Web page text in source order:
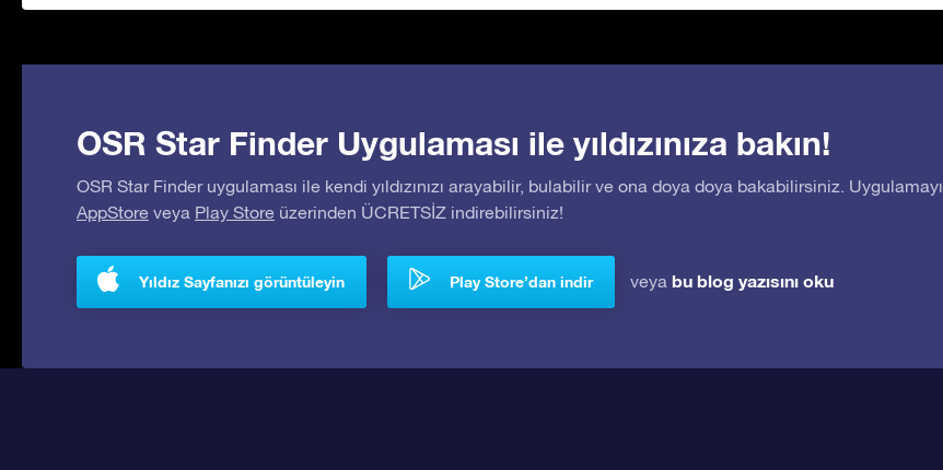
OSR Star Finder Uygulaması ile yıldızınıza bakın!
OSR Star Finder uygulaması ile kendi yıldızınızı arayabilir, bulabilir ve ona doya doya bakabilirsiniz. Uygulamayı
AppStore veya Play Store üzerinden ÜCRETSİZ indirebilirsiniz!
Yıldız Sayfanızı görüntüleyin Play Store’dan indir veya bu blog yazısını oku